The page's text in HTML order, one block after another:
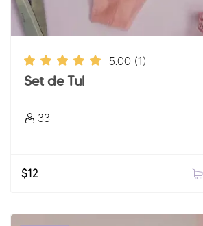
5.00 (1)
Set de Tul
33
$12